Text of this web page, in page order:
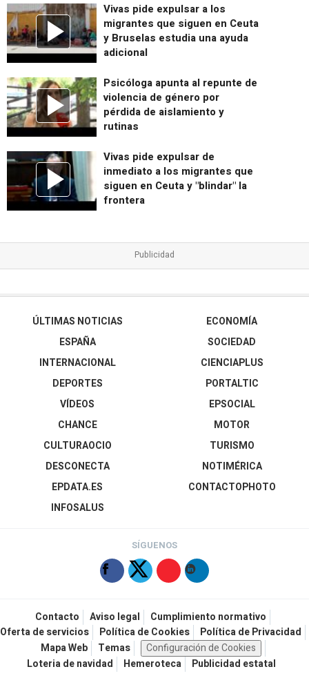
Vivas pide expulsar a los
migrantes que siguen en Ceuta
y Bruselas estudia una ayuda
adicional
Psicóloga apunta al repunte de
violencia de género por
pérdida de aislamiento y
rutinas
Vivas pide expulsar de
inmediato a los migrantes que
siguen en Ceuta y "blindar" la
frontera
ÚLTIMAS NOTICIAS
ESPAÑA
INTERNACIONAL
DEPORTES
VÍDEOS
ECONOMÍA
SOCIEDAD
CIENCIAPLUS
PORTALTIC
EPSOCIAL
CHANCE
CULTURAOCIO
DESCONECTA
EPDATA.ES
INFOSALUS
MOTOR
TURISMO
NOTIMÉRICA
CONTACTOPHOTO
SÍGUENOS
Contacto Aviso legal
Cumplimiento normativo
Oferta de servicios
Política de Cookies
Política de Privacidad
Mapa Web
Temas
Configuración de Cookies
Loteria de navidad
Hemeroteca Publicidad estatal